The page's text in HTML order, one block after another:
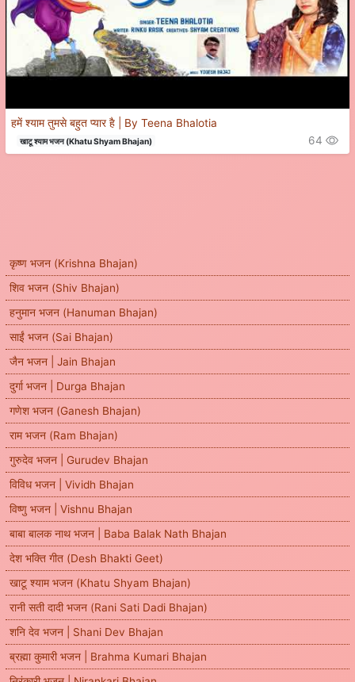
कृष्ण भजन (Krishna Bhajan)
शिव भजन (Shiv Bhajan)
हनुमान भजन (Hanuman Bhajan)
साईं भजन (Sai Bhajan)
जैन भजन | Jain Bhajan
दुर्गा भजन | Durga Bhajan
गणेश भजन (Ganesh Bhajan)
राम भजन (Ram Bhajan)
गुरुदेव भजन | Gurudev Bhajan
विविध भजन | Vividh Bhajan
विष्णु भजन | Vishnu Bhajan
बाबा बालक नाथ भजन | Baba Balak Nath Bhajan
देश भक्ति गीत (Desh Bhakti Geet)
खाटू श्याम भजन (Khatu Shyam Bhajan)
रानी सती दादी भजन (Rani Sati Dadi Bhajan)
शनि देव भजन | Shani Dev Bhajan
ब्रह्मा कुमारी भजन | Brahma Kumari Bhajan
हमें श्याम तुमसे बहुत प्यार है | By Teena Bhalotia
खाटू श्याम भजन (Khatu Shyam Bhajan) 64